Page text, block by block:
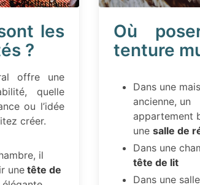
les
?
offre une
quelle
ou l’idée
créer.
il
unetête de
Où
tenture
Dans une
ancienne, un
appartement
une salle de
Dans une
tête de lit
Dans une